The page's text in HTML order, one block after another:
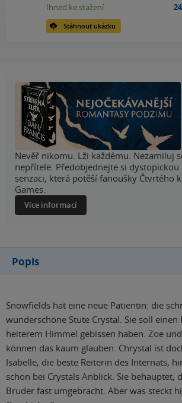
Stáhnout ukázku
Ihned ke stažení
Nevěř nikomu. Lži každému. Nezamiluj
nepřítele. Předobjednejte si
senzaci, která potěší fanoušky Čtvrtého
Games.
Více informací
Popis
Snowfields hat eine neue Patientin: die
wunderschöne Stute Crystal. Sie soll einen
heiterem Himmel gebissen haben. Zoe
können das kaum glauben. Chrystal ist
Isabelle, die beste Reiterin des Internats,
schon bei Crystals Anblick. Sie behauptet,
Bruder fast umgebracht. Aber was steckt